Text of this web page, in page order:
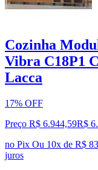
Cozinha
Vibra C18P1
Lacca
17% OFF
Preço R$ 6.944,59R$
no Pix Ou 10x de R$
juros